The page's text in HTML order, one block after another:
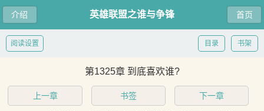
介绍 首页
英雄联盟之谁与争锋
书架
目录
阅读设置
第1325章 到底喜欢谁?
上一章 书签 下一章